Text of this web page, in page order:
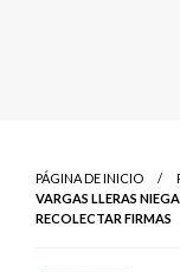
PÁGINA DE INICIO
VARGAS LLERAS
RECOLECTAR FIRMAS